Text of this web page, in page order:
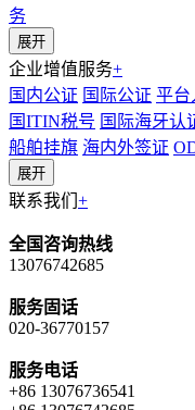
务
展开
企业增值服务+
国内公证 国际公证 平台
国ITIN税号 国际海牙认
船舶挂旗 海内外签证
展开
联系我们 +
全国咨询热线
13076742685
服务固话
020-36770157
服务电话
+86 13076736541